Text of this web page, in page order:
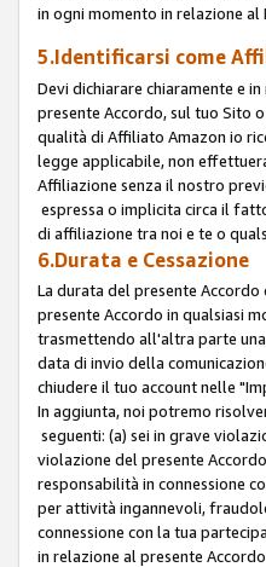
in ogni momento in relazione
5.Identificarsi come
Devi dichiarare chiaramente e
presente Accordo, sul tuo Sito
qualità di Affiliato Amazon io
legge applicabile, non
Affiliazione senza il nostro
espressa o implicita circa il
di affiliazione tra noi e te o
6.Durata e Cessazione
La durata del presente
presente Accordo in qualsiasi
trasmettendo all'altra parte una
data di invio della
chiudere il tuo account nelle
In aggiunta, noi potremo
seguenti: (a) sei in grave
violazione del presente
responsabilità in connessione
per attività ingannevoli,
connessione con la tua
in relazione al presente